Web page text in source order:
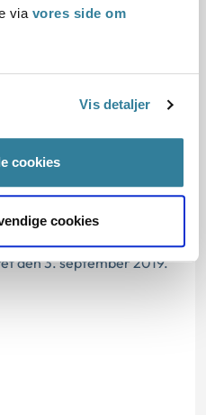
via vores side om
Vis detaljer
cookies
cookies
den 3. september 2019.